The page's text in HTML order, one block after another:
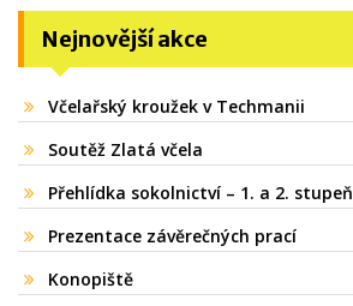
Nejnovější akce
Včelařský kroužek v Techmanii
Soutěž Zlatá včela
Přehlídka sokolnictví – 1. a 2. stupeň
Prezentace závěrečných prací
Konopiště